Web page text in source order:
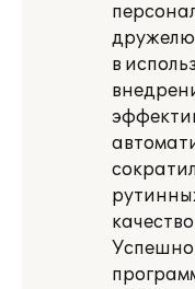
в
Успешно